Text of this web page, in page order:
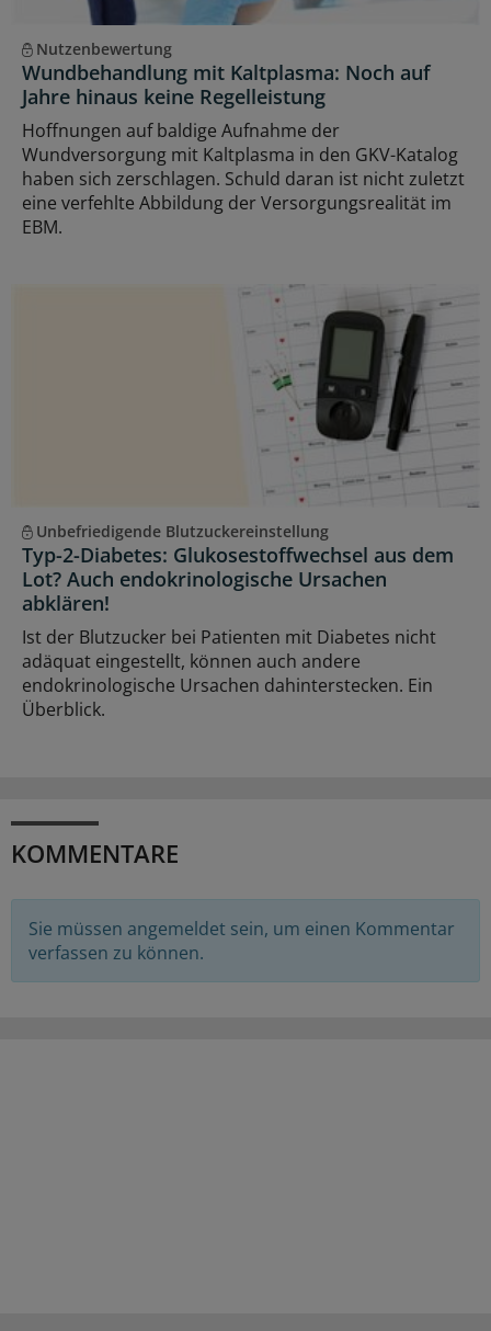
Nutzenbewertung
Wundbehandlung mit Kaltplasma: Noch auf
Jahre hinaus keine Regelleistung
Hoffnungen auf baldige Aufnahme der
Wundversorgung mit Kaltplasma in den GKV-Katalog
haben sich zerschlagen. Schuld daran ist nicht zuletzt
eine verfehlte Abbildung der Versorgungsrealität im
EBM.
Unbefriedigende Blutzuckereinstellung
Typ-2-Diabetes: Glukosestoffwechsel aus dem
Lot? Auch endokrinologische Ursachen
abklären!
Ist der Blutzucker bei Patienten mit Diabetes nicht
adäquat eingestellt, können auch andere
endokrinologische Ursachen dahinterstecken. Ein
Überblick.
KOMMENTARE
Sie müssen angemeldet sein, um einen Kommentar
verfassen zu können.